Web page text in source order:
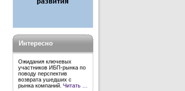
Интересно
Ожидания ключевых
участников ИБП-рынка по
поводу перспектив
возврата ушедших с
рынка компаний. Читать …